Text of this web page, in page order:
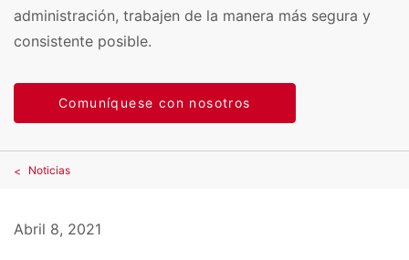
administración, trabajen de la manera más segura y
consistente posible.
Comuníquese con nosotros
Noticias
Abril 8, 2021